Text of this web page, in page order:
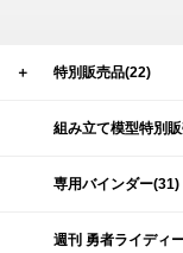
＋ 特別販売品(22)
組み立て模型特別
専用バインダー(31)
週刊 勇者ライディ